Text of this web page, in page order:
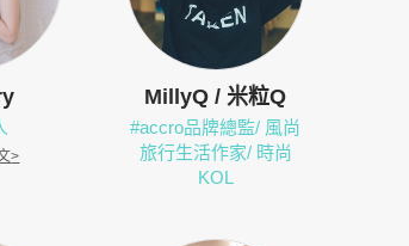
>
MillyQ / 米粒Q
#accro品牌總監/ 風尚
旅行生活作家/ 時尚
KOL